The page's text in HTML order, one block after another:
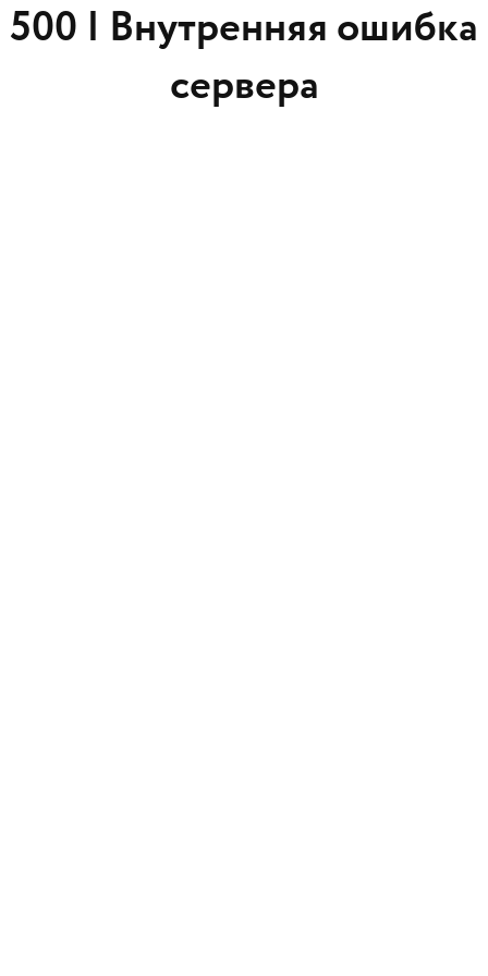
500 | Внутренняя ошибка
сервера